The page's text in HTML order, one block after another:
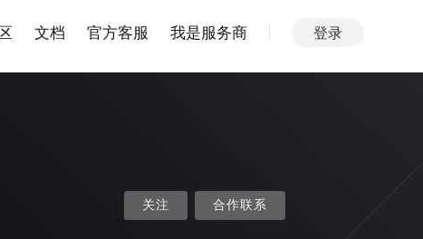
文档 官方客服 我是服务商 登录
关注 合作联系